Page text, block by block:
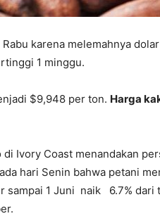
karena melemahnya
1 minggu.
$9,948 per ton. Harga
Ivory Coast menandakan
hari Senin bahwa petani
sampai 1 Juni naik 6.7% dari